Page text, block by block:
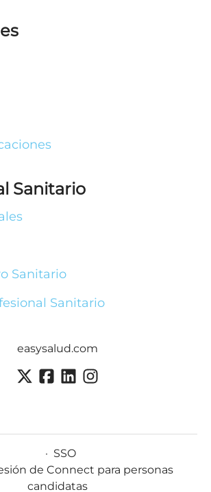
Sanitario
Sanitario
Sanitario
easysalud.com
· SSO
de Connect para personas
candidatas